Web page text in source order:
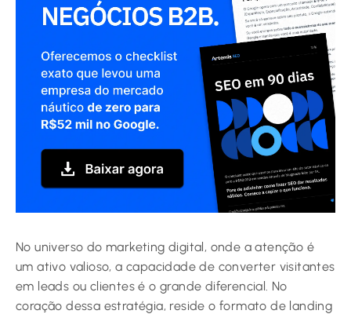
No universo do marketing digital, onde a atenção é
um ativo valioso, a capacidade de converter visitantes
em leads ou clientes é o grande diferencial. No
coração dessa estratégia, reside o formato de landing